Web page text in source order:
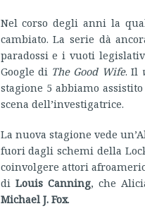
Nel corso degli anni la
cambiato. La serie dà
paradossi e i vuoti
Google di The Good Wife. Il
stagione 5 abbiamo
scena dell’investigatrice.
La nuova stagione vede
fuori dagli schemi della
coinvolgere attori
di Louis Canning, che
Michael J. Fox.